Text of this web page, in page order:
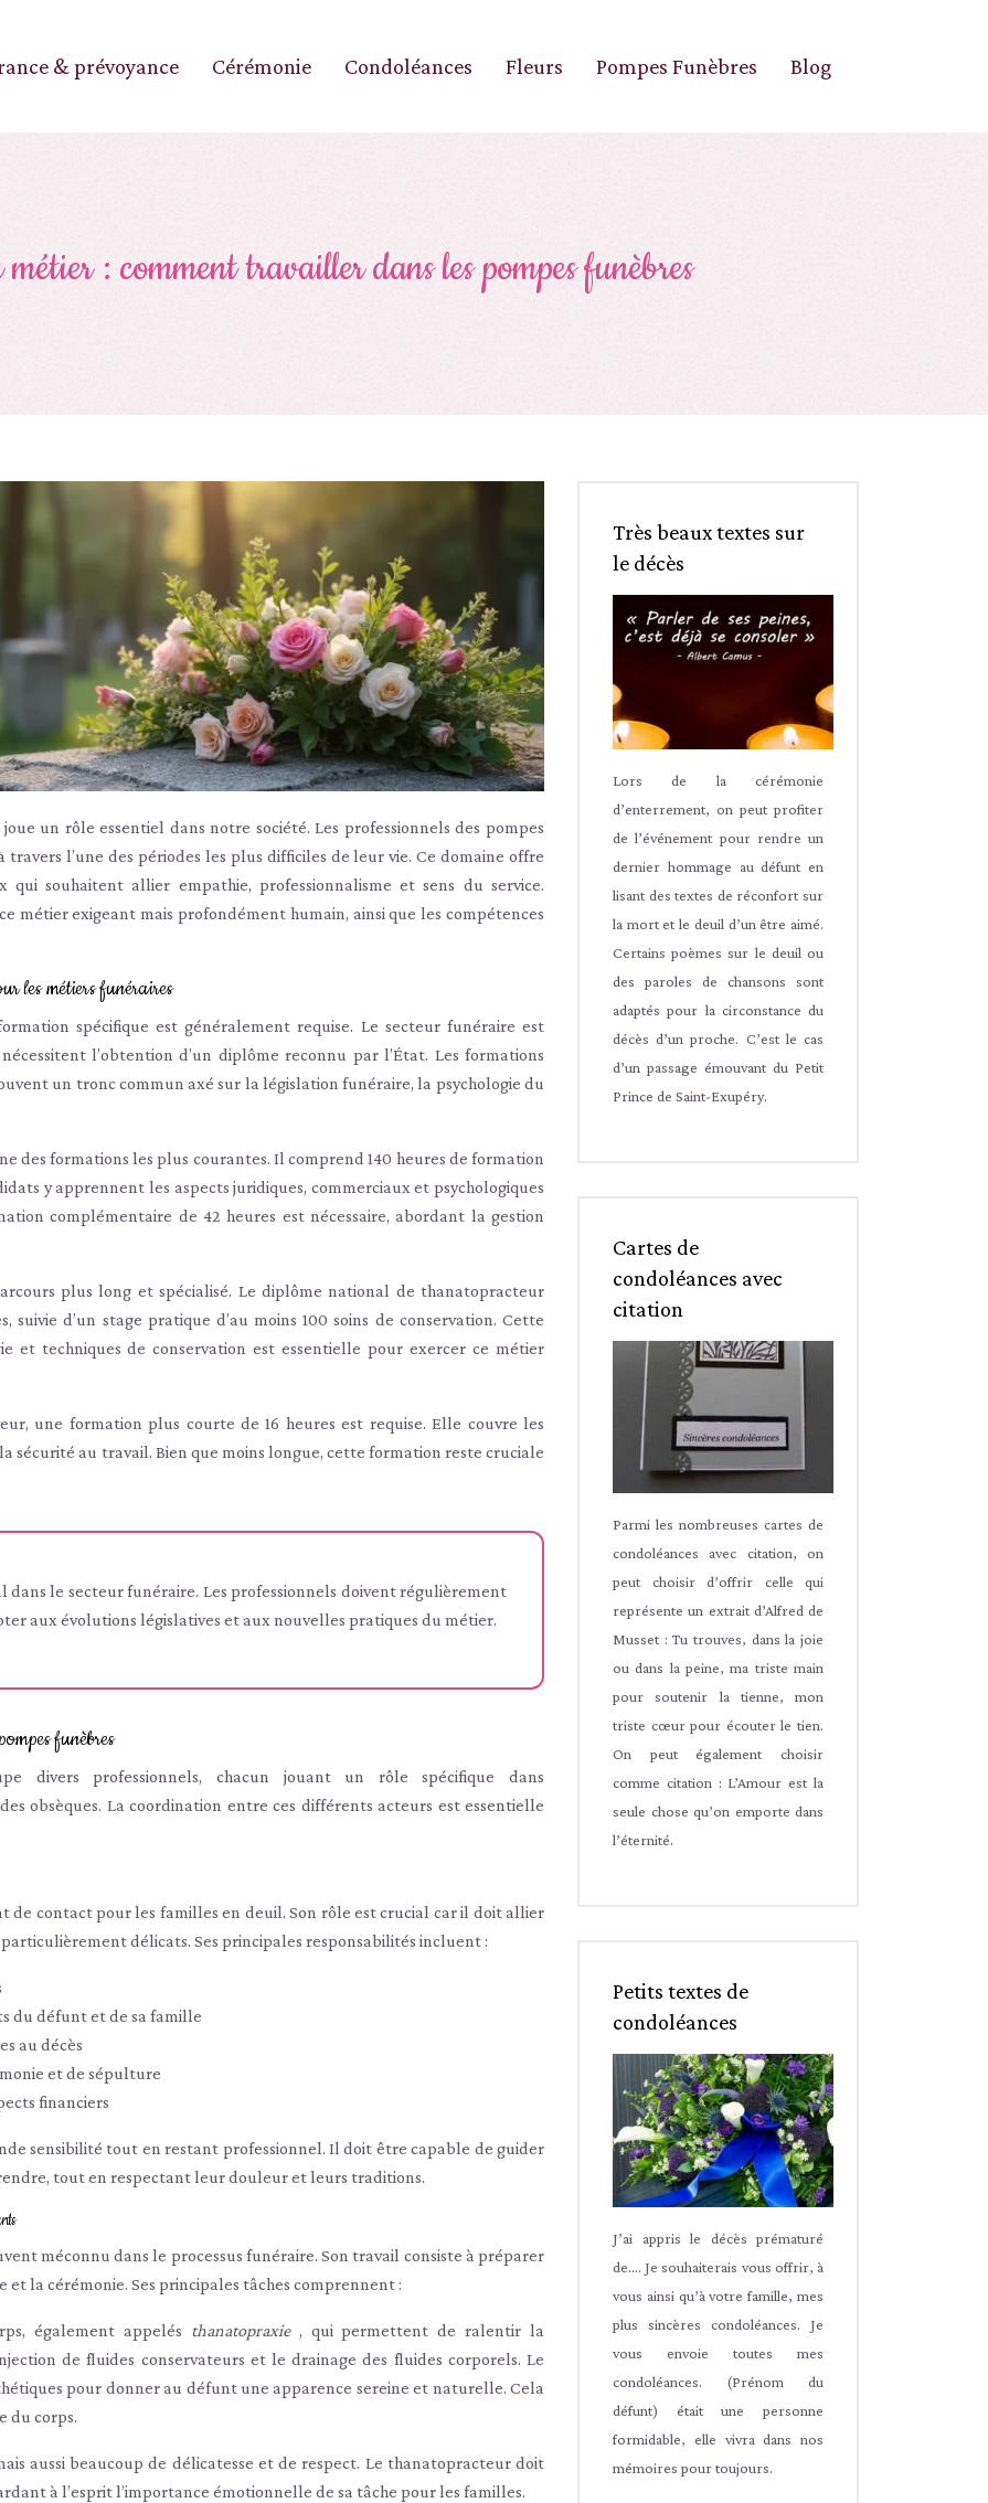
& prévoyance Cérémonie Condoléances Fleurs Pompes Funèbres Blog
métier : comment travailler dans les pompes funèbres
un rôle essentiel dans notre société. Les professionnels des pompes
l’une des périodes les plus difficiles de leur vie. Ce domaine offre
souhaitent allier empathie, professionnalisme et sens du service.
métier exigeant mais profondément humain, ainsi que les compétences
les métiers funéraires
spécifique est généralement requise. Le secteur funéraire est
l’obtention d’un diplôme reconnu par l’État. Les formations
un tronc commun axé sur la législation funéraire, la psychologie du
des formations les plus courantes. Il comprend 140 heures de formation
y apprennent les aspects juridiques, commerciaux et psychologiques
complémentaire de 42 heures est nécessaire, abordant la gestion
plus long et spécialisé. Le diplôme national de thanatopracteur
suivie d’un stage pratique d’au moins 100 soins de conservation. Cette
et techniques de conservation est essentielle pour exercer ce métier
une formation plus courte de 16 heures est requise. Elle couvre les
sécurité au travail. Bien que moins longue, cette formation reste cruciale
le secteur funéraire. Les professionnels doivent régulièrement
aux évolutions législatives et aux nouvelles pratiques du métier.
funèbres
divers professionnels, chacun jouant un rôle spécifique dans
obsèques. La coordination entre ces différents acteurs est essentielle
de contact pour les familles en deuil. Son rôle est crucial car il doit allier
délicats. Ses principales responsabilités incluent :
du défunt et de sa famille
au décès
et de sépulture
financiers
sensibilité tout en restant professionnel. Il doit être capable de guider
tout en respectant leur douleur et leurs traditions.
méconnu dans le processus funéraire. Son travail consiste à préparer
la cérémonie. Ses principales tâches comprennent :
également appelés thanatopraxie , qui permettent de ralentir la
de fluides conservateurs et le drainage des fluides corporels. Le
pour donner au défunt une apparence sereine et naturelle. Cela
du corps.
aussi beaucoup de délicatesse et de respect. Le thanatopracteur doit
à l’esprit l’importance émotionnelle de sa tâche pour les familles.
Très beaux textes sur
le décès
Lors de la cérémonie
d’enterrement, on peut profiter
de l’événement pour rendre un
dernier hommage au défunt en
lisant des textes de réconfort sur
la mort et le deuil d’un être aimé.
Certains poèmes sur le deuil ou
des paroles de chansons sont
adaptés pour la circonstance du
décès d’un proche. C’est le cas
d’un passage émouvant du Petit
Prince de Saint-Exupéry.
Cartes de
condoléances avec
citation
Parmi les nombreuses cartes de
condoléances avec citation, on
peut choisir d’offrir celle qui
représente un extrait d’Alfred de
Musset : Tu trouves, dans la joie
ou dans la peine, ma triste main
pour soutenir la tienne, mon
triste cœur pour écouter le tien.
On peut également choisir
comme citation : L’Amour est la
seule chose qu’on emporte dans
l’éternité.
Petits textes de
condoléances
J’ai appris le décès prématuré
de.... Je souhaiterais vous offrir, à
vous ainsi qu’à votre famille, mes
plus sincères condoléances. Je
vous envoie toutes mes
condoléances. (Prénom du
défunt) était une personne
formidable, elle vivra dans nos
mémoires pour toujours.